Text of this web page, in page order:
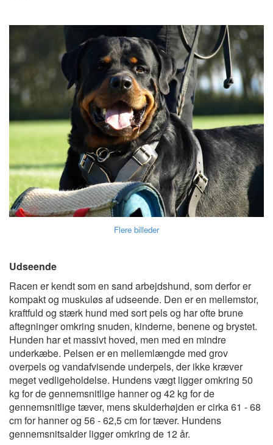
Flere billeder
Udseende
Racen er kendt som en sand arbejdshund, som derfor er
kompakt og muskuløs af udseende. Den er en mellemstor,
kraftfuld og stærk hund med sort pels og har ofte brune
aftegninger omkring snuden, kinderne, benene og brystet.
Hunden har et massivt hoved, men med en mindre
underkæbe. Pelsen er en mellemlængde med grov
overpels og vandafvisende underpels, der ikke kræver
meget vedligeholdelse. Hundens vægt ligger omkring 50
kg for de gennemsnitlige hanner og 42 kg for de
gennemsnitlige tæver, mens skulderhøjden er cirka 61 - 68
cm for hanner og 56 - 62,5 cm for tæver. Hundens
gennemsnitsalder ligger omkring de 12 år.